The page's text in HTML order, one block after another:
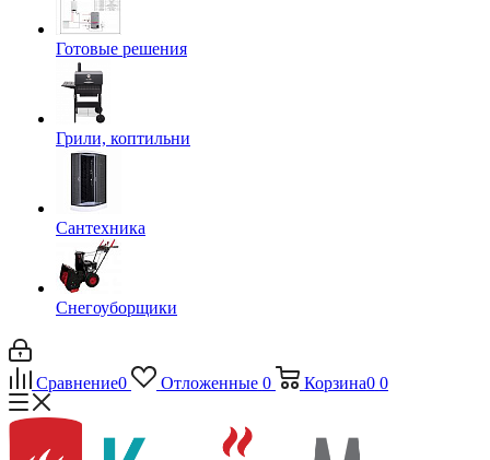
Готовые решения
Грили, коптильни
Сантехника
Снегоуборщики
Сравнение0 Отложенные 0 Корзина0 0